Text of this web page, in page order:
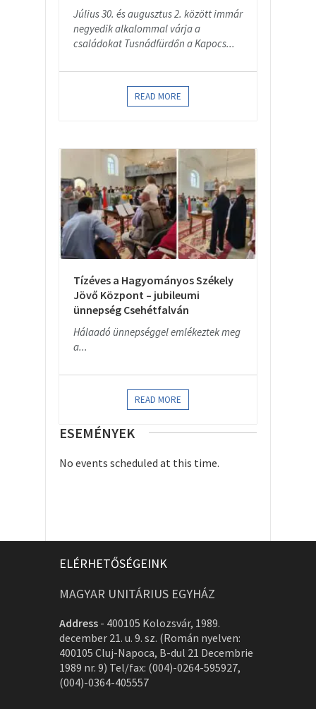
Július 30. és augusztus 2. között immár
negyedik alkalommal várja a
családokat Tusnádfürdőn a Kapocs...
READ MORE
Tízéves a Hagyományos Székely
Jövő Központ – jubileumi
ünnepség Csehétfalván
Hálaadó ünnepséggel emlékeztek meg
a...
READ MORE
ESEMÉNYEK
No events scheduled at this time.
ELÉRHETŐSÉGEINK
MAGYAR UNITÁRIUS EGYHÁZ
Address - 400105 Kolozsvár, 1989.
december 21. u. 9. sz. (Román nyelven:
400105 Cluj-Napoca, B-dul 21 Decembrie
1989 nr. 9) Tel/fax: (004)-0264-595927,
(004)-0364-405557